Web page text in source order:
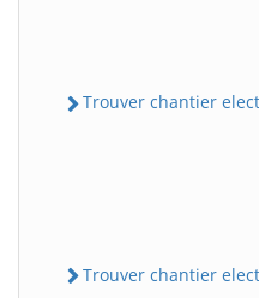
Trouver chantier
Trouver chantier